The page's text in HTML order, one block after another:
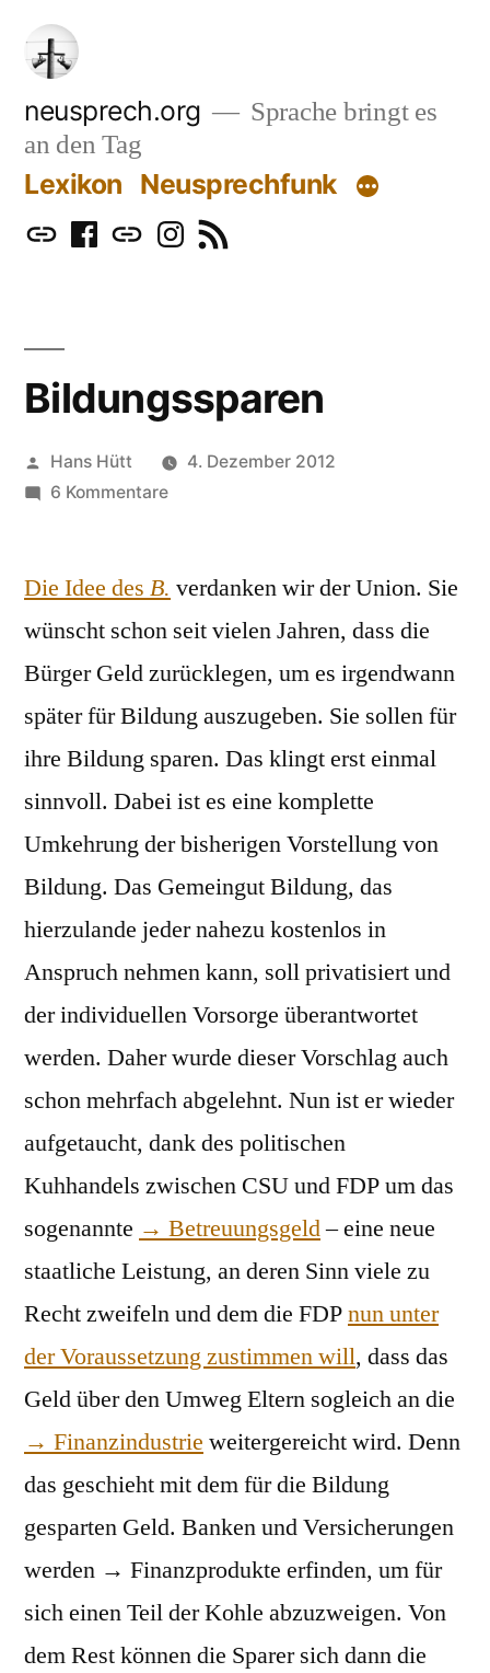
Zum
Inhalt
springen
neusprech.org
Sprache bringt es
an den Tag
Lexikon Neusprechfunk
MastodonFacebook
BlueskyInstagram
RSS
Bildungssparen
Veröffentlicht
von
Hans Hütt
4. Dezember 2012
6 Kommentarezu
Die Idee des B. verdanken wir der Union. Sie
wünscht schon seit vielen Jahren, dass die
Bürger Geld zurücklegen, um es irgendwann
später für Bildung auszugeben. Sie sollen für
ihre Bildung sparen. Das klingt erst einmal
sinnvoll. Dabei ist es eine komplette
Umkehrung der bisherigen Vorstellung von
Bildung. Das Gemeingut Bildung, das
hierzulande jeder nahezu kostenlos in
Anspruch nehmen kann, soll privatisiert und
der individuellen Vorsorge überantwortet
werden. Daher wurde dieser Vorschlag auch
schon mehrfach abgelehnt. Nun ist er wieder
aufgetaucht, dank des politischen
Kuhhandels zwischen CSU und FDP um das
sogenannte → Betreuungsgeld– eine neue
staatliche Leistung, an deren Sinn viele zu
Recht zweifeln und dem die FDPnun unter
der Voraussetzung zustimmen will, dass das
Geld über den Umweg Eltern sogleich an die
→ Finanzindustrie weitergereicht wird. Denn
das geschieht mit dem für die Bildung
gesparten Geld. Banken und Versicherungen
werden → Finanzprodukte erfinden, um für
sich einen Teil der Kohle abzuzweigen. Von
dem Rest können die Sparer sich dann die